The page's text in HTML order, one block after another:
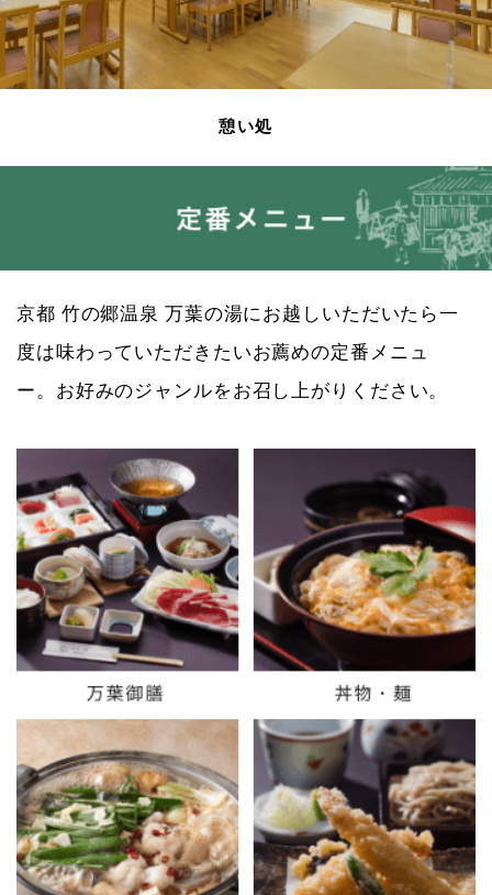
憩い処
京都 竹の郷温泉 万葉の湯にお越しいただいたら一
度は味わっていただきたいお薦めの定番メニュ
ー。お好みのジャンルをお召し上がりください。